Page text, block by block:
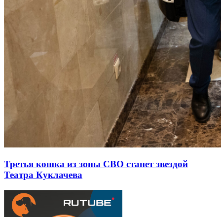
Третья кошка из зоны СВО станет звездой
Театра Куклачева